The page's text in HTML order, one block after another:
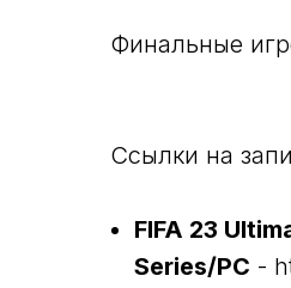
Финальные
Ссылки на
FIFA 23
Series/PC -